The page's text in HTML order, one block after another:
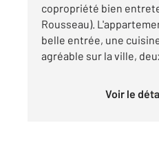
copropriété bien
Rousseau).
belle entrée, une
agréable sur la ville,
Voir le